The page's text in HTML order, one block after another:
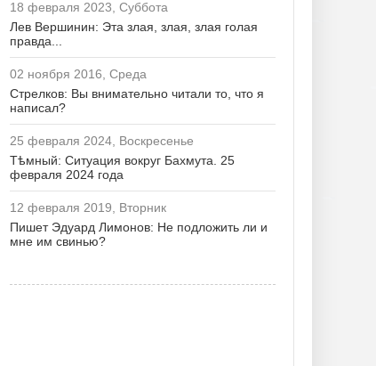
18 февраля 2023, Суббота
Лев Вершинин: Эта злая, злая, злая голая
правда...
02 ноября 2016, Среда
Стрелков: Вы внимательно читали то, что я
написал?
25 февраля 2024, Воскресенье
Тѣмный: Ситуация вокруг Бахмута. 25
февраля 2024 года
12 февраля 2019, Вторник
Пишет Эдуард Лимонов: Не подложить ли и
мне им свинью?